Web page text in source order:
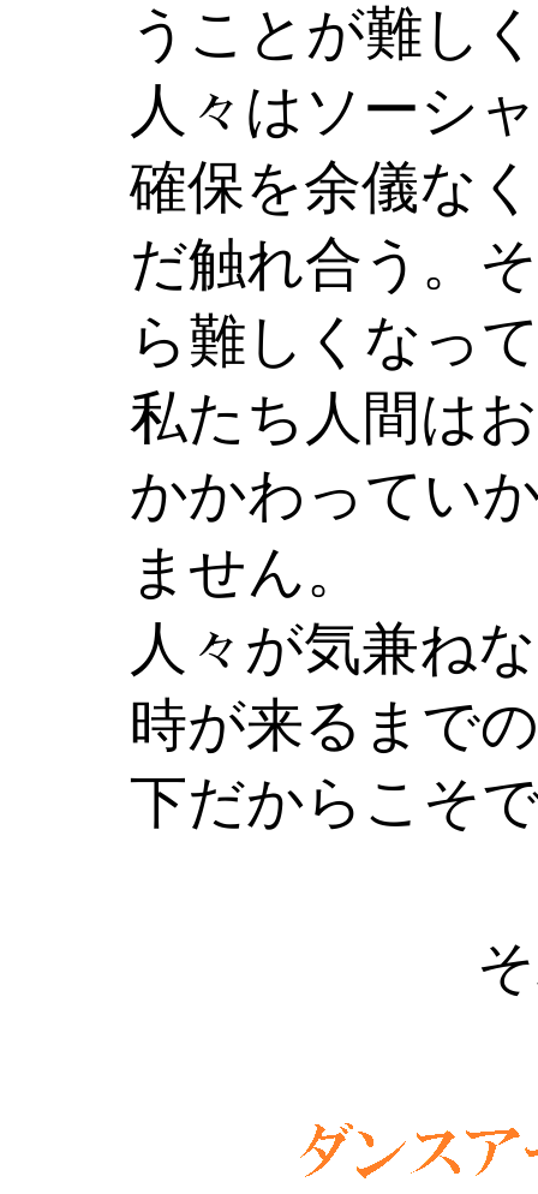
うことが難し
人々はソーシ
確保を余儀な
だ触れ合う。
ら難しくなっ
私たち人間は
かかわってい
ません。
人々が気兼ね
時が来るまで
下だからこそ